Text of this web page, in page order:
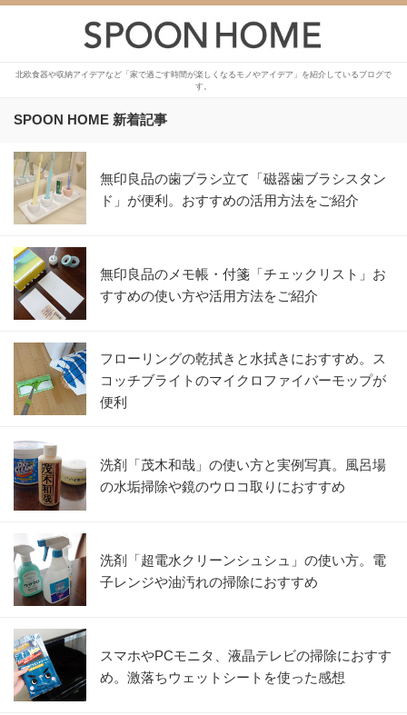
北欧食器や収納アイデアなど「家で過ごす時間が楽しくなるモノやアイデア」を紹介しているブログで
す。
SPOON HOME 新着記事
無印良品の歯ブラシ立て「磁器歯ブラシスタン
ド」が便利。おすすめの活用方法をご紹介
無印良品のメモ帳・付箋「チェックリスト」お
すすめの使い方や活用方法をご紹介
フローリングの乾拭きと水拭きにおすすめ。ス
コッチブライトのマイクロファイバーモップが
便利
洗剤「茂木和哉」の使い方と実例写真。風呂場
の水垢掃除や鏡のウロコ取りにおすすめ
洗剤「超電水クリーンシュシュ」の使い方。電
子レンジや油汚れの掃除におすすめ
スマホやPCモニタ、液晶テレビの掃除におすす
め。激落ちウェットシートを使った感想